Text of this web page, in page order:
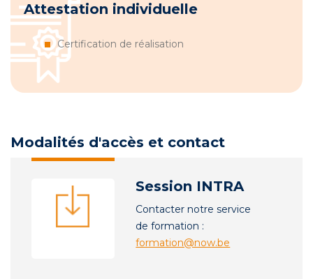
Attestation individuelle
Certification de réalisation
Modalités d'accès et contact
Session INTRA
Contacter notre service
de formation :
formation@now.be